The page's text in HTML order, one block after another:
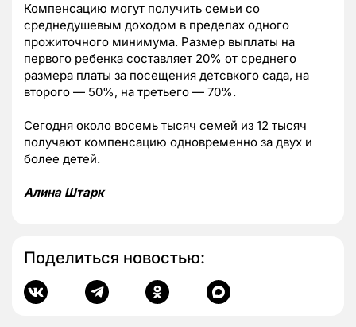
Компенсацию могут получить семьи со
среднедушевым доходом в пределах одного
прожиточного минимума. Размер выплаты на
первого ребенка составляет 20% от среднего
размера платы за посещения детсвкого сада, на
второго — 50%, на третьего — 70%.
Сегодня около восемь тысяч семей из 12 тысяч
получают компенсацию одновременно за двух и
более детей.
Алина Штарк
Поделиться новостью: